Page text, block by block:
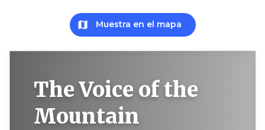
map Muestra en el mapa
The Voice of the
Mountain